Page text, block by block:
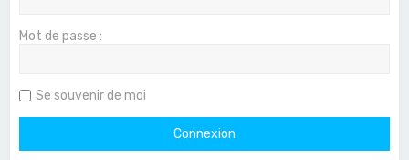
Mot de passe :
Se souvenir de moi